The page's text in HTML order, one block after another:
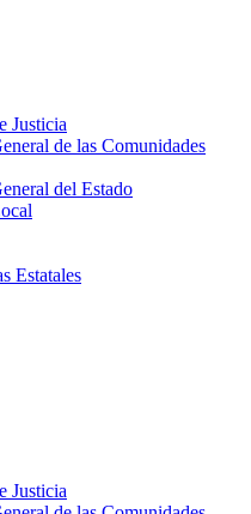
Justicia
de las Comunidades
del Estado
Estatales
Justicia